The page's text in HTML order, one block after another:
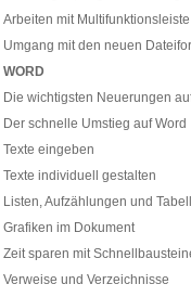
Arbeiten mit
Umgang mit den neuen
WORD
Die wichtigsten Neuerungen
Der schnelle Umstieg auf Word
Texte eingeben
Texte individuell gestalten
Listen, Aufzählungen und
Grafiken im Dokument
Zeit sparen mit
Verweise und Verzeichnisse